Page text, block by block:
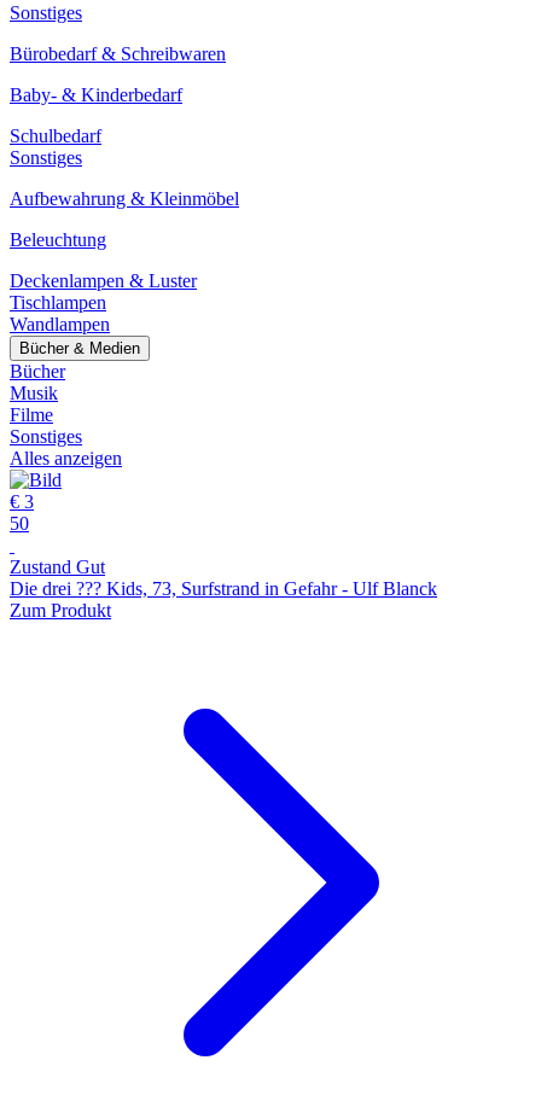
Sonstiges
Bürobedarf & Schreibwaren
Baby- & Kinderbedarf
Schulbedarf
Sonstiges
Aufbewahrung & Kleinmöbel
Beleuchtung
Deckenlampen & Luster
Tischlampen
Wandlampen
Bücher & Medien
Bücher
Musik
Filme
Sonstiges
Alles anzeigen
€ 3
50
Zustand Gut
Die drei ??? Kids, 73, Surfstrand in Gefahr - Ulf Blanck
Zum Produkt